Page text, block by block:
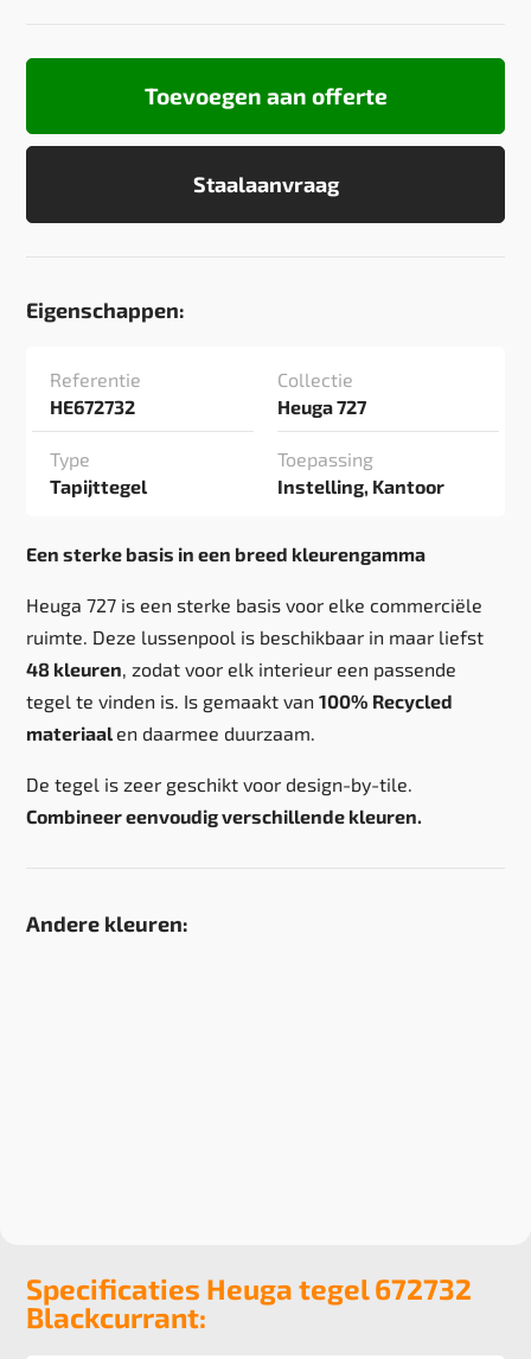
Staalaanvraag
Toevoegen aan offerte
Eigenschappen:
Referentie
HE672732
Collectie
Heuga 727
Type
Tapijttegel
Toepassing
Instelling, Kantoor
Een sterke basis in een breed kleurengamma
Heuga 727 is een sterke basis voor elke commerciële
ruimte. Deze lussenpool is beschikbaar in maar liefst
48 kleuren, zodat voor elk interieur een passende
tegel te vinden is. Is gemaakt van100% Recycled
materiaalen daarmee duurzaam.
De tegel is zeer geschikt voor design-by-tile.
Combineer eenvoudig verschillende kleuren.
Andere kleuren:
Specificaties Heuga tegel 672732
Blackcurrant: